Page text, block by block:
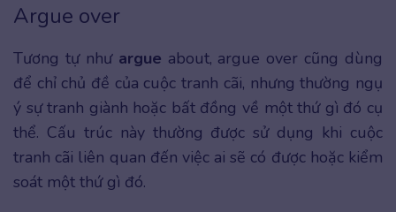
Argue over
Tương tự như argue about, argue over cũng dùng
để chỉ chủ đề của cuộc tranh cãi, nhưng thường ngụ
ý sự tranh giành hoặc bất đồng về một thứ gì đó cụ
thể. Cấu trúc này thường được sử dụng khi cuộc
tranh cãi liên quan đến việc ai sẽ có được hoặc kiểm
soát một thứ gì đó.